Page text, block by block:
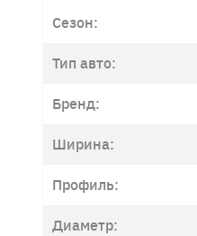
Сезон:
Тип авто:
Бренд:
Ширина:
Профиль:
Диаметр: